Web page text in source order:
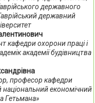
державного
державний
кафедри охорони праці і
академії будівництва
професор кафедри
економічний
Гетьмана»